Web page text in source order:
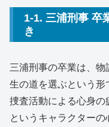
1-1. 三浦刑事 卒
き
三浦刑事の卒業は、物
生の道を選ぶという
捜査活動による心身
というキャラクターの